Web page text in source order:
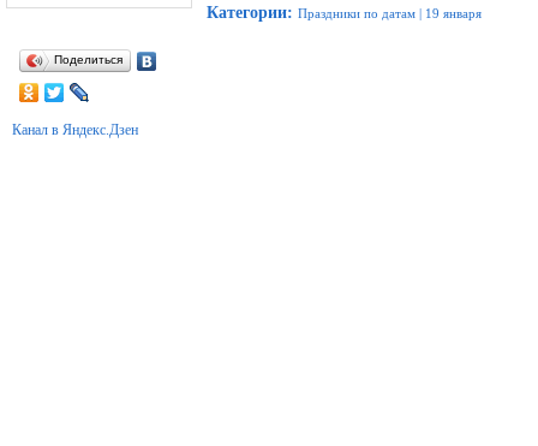
Поделиться
Канал в Яндекс.Дзен
Категории: Праздники по датам | 19 января